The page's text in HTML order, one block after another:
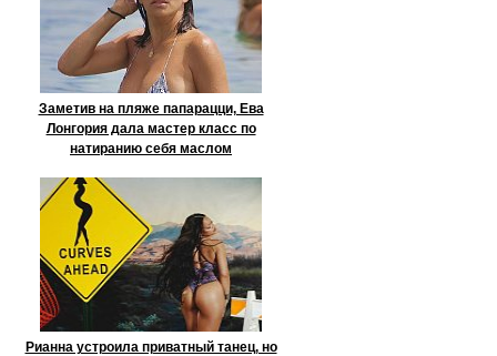
Заметив на пляже папарацци, Ева
Лонгория дала мастер класс по
натиранию себя маслом
Рианна устроила приватный танец, но